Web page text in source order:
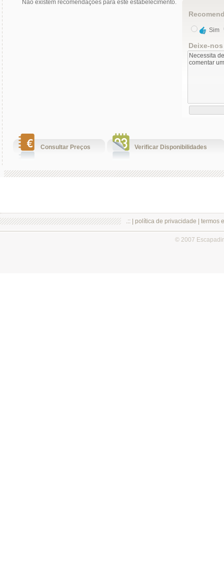
Não existem recomendações para este estabelecimento.
Sim
Deixe-
Consultar Preços Verificar Disponibilidades
.:: | política de privacidade termos
© 2007